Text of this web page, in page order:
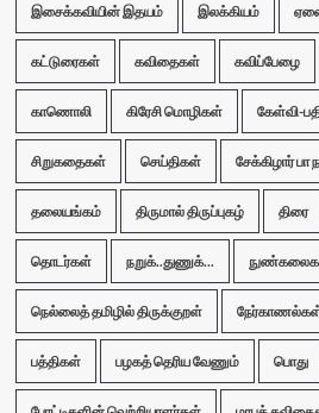
இசைக்கவியின் இதயம் இலக்கியம்
கட்டுரைகள் கவிதைகள் கவிப்பேழை
காணொலி கிரேசி மொழிகள் கேள்வி-
சிறுகதைகள் செய்திகள் சேக்கிழார் பா
தலையங்கம் திருமால் திருப்புகழ் திரை
தொடர்கள் நறுக்..துணுக்...
நெல்லைத் தமிழில் திருக்குறள்
பத்திகள் பழகத் தெரிய வேணும் பொது